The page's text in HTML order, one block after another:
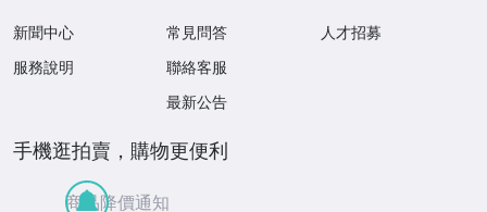
新聞中心
服務說明
常見問答
聯絡客服
最新公告
人才招募
手機逛拍賣，購物更便利
商品降價通知